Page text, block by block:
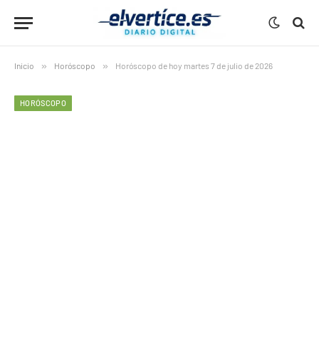
Inicio » Horóscopo » Horóscopo de hoy martes 7 de julio de 2026
HORÓSCOPO